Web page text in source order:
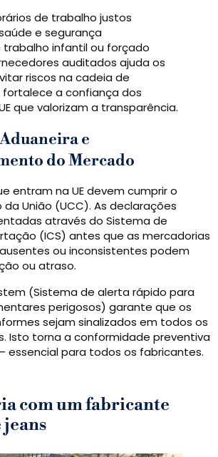
de trabalho justos
e segurança
trabalho infantil ou forçado
auditados ajuda os
riscos na cadeia de
a confiança dos
que valorizam a transparência.
e
do Mercado
entram na UE devem cumprir o
União (UCC). As declarações
através do Sistema de
(ICS) antes que as mercadorias
ou inconsistentes podem
ou atraso.
(Sistema de alerta rápido para
perigosos) garante que os
sejam sinalizados em todos os
Isto torna a conformidade preventiva
essencial para todos os fabricantes.
com um fabricante
jeans